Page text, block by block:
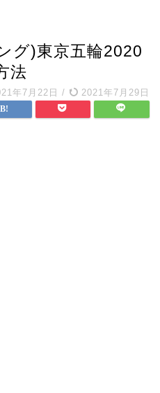
入
グ)東京五輪2020
法
年7月22日 / 2021年7月29日